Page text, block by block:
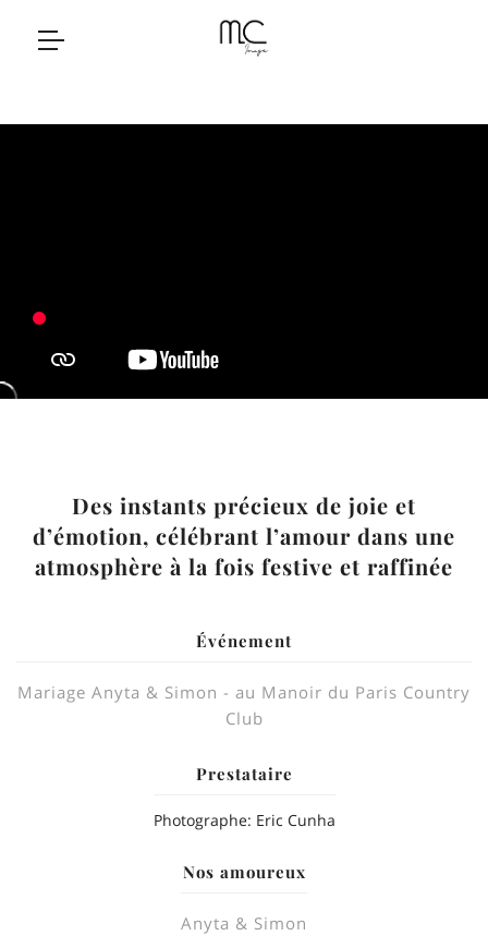
Des instants précieux de joie et
d’émotion, célébrant l’amour dans une
atmosphère à la fois festive et raffinée
Événement
Mariage Anyta & Simon - au Manoir du Paris Country
Club
Prestataire
Photographe: Eric Cunha
Nos amoureux
Anyta & Simon